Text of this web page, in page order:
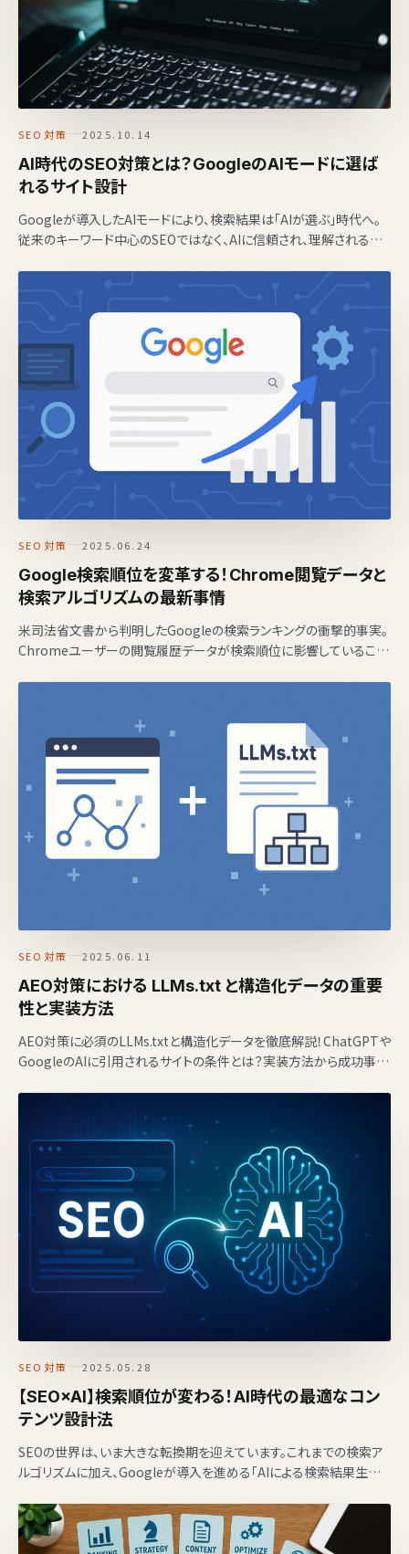
SEO対策 2025.10.14
AI時代のSEO対策とは？GoogleのAIモードに選ば
れるサイト設計
Googleが導入したAIモードにより、検索結果は「AIが選ぶ」時代へ。
従来のキーワード中心のSEOではなく、AIに信頼され、理解される構
SEO対策 2025.06.24
Google検索順位を変革する！Chrome閲覧データと
検索アルゴリズムの最新事情
米司法省文書から判明したGoogleの検索ランキングの衝撃的事実。
Chromeユーザーの閲覧履歴データが検索順位に影響していること
SEO対策 2025.06.11
AEO対策における LLMs.txt と構造化データの重要
性と実装方法
AEO対策に必須のLLMs.txtと構造化データを徹底解説！ChatGPTや
GoogleのAIに引用されるサイトの条件とは？実装方法から成功事例
SEO対策 2025.05.28
【SEO×AI】検索順位が変わる！AI時代の最適なコン
テンツ設計法
SEOの世界は、いま大きな転換期を迎えています。これまでの検索ア
ルゴリズムに加え、Googleが導入を進める「AIによる検索結果生成